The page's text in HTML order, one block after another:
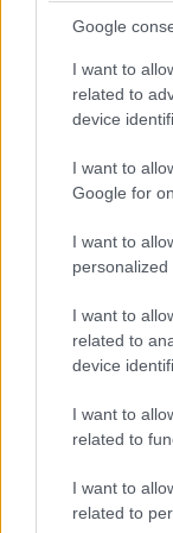
Google
I want to
related to
device
I want to
Google for
I want to
personalized
I want to
related to
device
I want to
related to
I want to
related to
η αντίδραση
Ο Τζακ Άμπλιν,
πιστεύει ότι η
απόλυτος
καταναλωτικές
«Οι
αξίας των
λιγότερο
περιορίσουν
εστιατόρια.